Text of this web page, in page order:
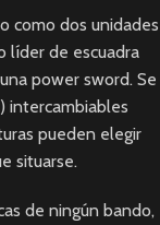
como dos unidades
líder de escuadra
power sword. Se
intercambiables
pueden elegir
situarse.
de ningún bando,